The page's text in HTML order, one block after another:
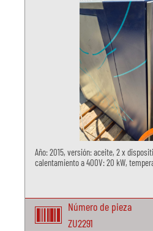
Año: 2015, versión: aceite, 2 x
calentamiento a 400V: 20 kW,
Número de pieza
ZU2291